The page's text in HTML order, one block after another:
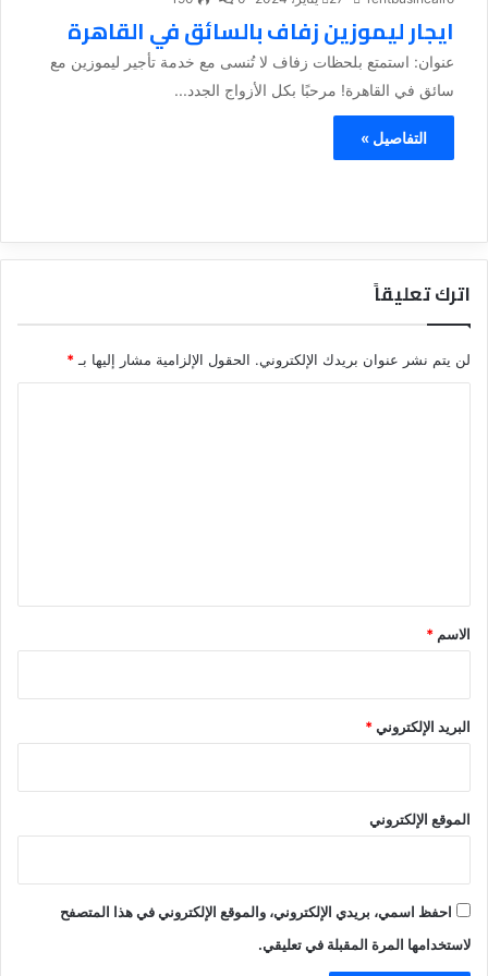
ايجار ليموزين زفاف بالسائق في القاهرة
عنوان: استمتع بلحظات زفاف لا تُنسى مع خدمة تأجير ليموزين مع
سائق في القاهرة! مرحبًا بكل الأزواج الجدد...
التفاصيل »
اترك تعليقاً
لن يتم نشر عنوان بريدك الإلكتروني. الحقول الإلزامية مشار إليها بـ *
*
الاسم *
البريد الإلكتروني*
الموقع الإلكتروني
احفظ اسمي، بريدي الإلكتروني، والموقع الإلكتروني في هذا المتصفح
لاستخدامها المرة المقبلة في تعليقي.